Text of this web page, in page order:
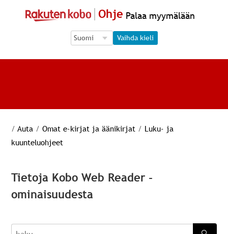
Ohje Palaa myymälään
Language Selection
Language Selection
Vaihda kieli
/ Auta / Omat e-kirjat ja äänikirjat / Luku- ja
kuunteluohjeet
Tietoja Kobo Web Reader -
ominaisuudesta